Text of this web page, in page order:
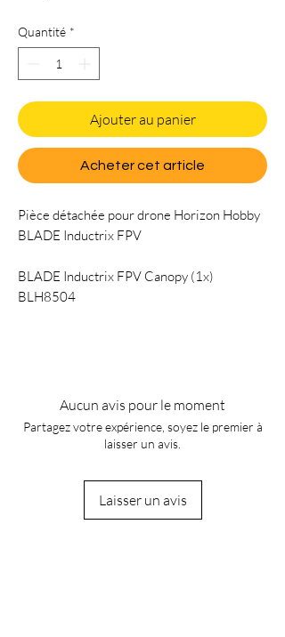
Quantité *
Ajouter au panier
Acheter cet article
Pièce détachée pour drone Horizon Hobby
BLADE Inductrix FPV
BLADE Inductrix FPV Canopy (1x)
BLH8504
Aucun avis pour le moment
Partagez votre expérience, soyez le premier à
laisser un avis.
Laisser un avis